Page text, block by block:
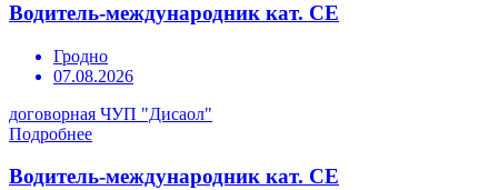
Водитель-международник кат. СЕ
Гродно
07.08.2026
договорная ЧУП "Дисаол"
Подробнее
Водитель-международник кат. СЕ